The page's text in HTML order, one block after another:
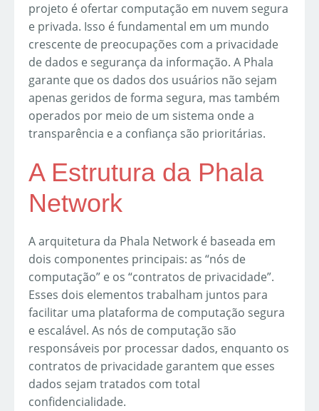
projeto é ofertar computação em nuvem segura
e privada. Isso é fundamental em um mundo
crescente de preocupações com a privacidade
de dados e segurança da informação. A Phala
garante que os dados dos usuários não sejam
apenas geridos de forma segura, mas também
operados por meio de um sistema onde a
transparência e a confiança são prioritárias.
A Estrutura da Phala
Network
A arquitetura da Phala Network é baseada em
dois componentes principais: as “nós de
computação” e os “contratos de privacidade”.
Esses dois elementos trabalham juntos para
facilitar uma plataforma de computação segura
e escalável. As nós de computação são
responsáveis por processar dados, enquanto os
contratos de privacidade garantem que esses
dados sejam tratados com total
confidencialidade.